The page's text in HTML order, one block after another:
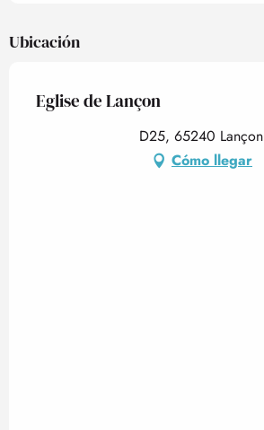
Ubicación
Eglise de Lançon
D25, 65240 Lançon
Cómo llegar